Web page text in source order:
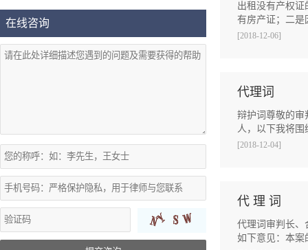
在线咨询
出租没有产权
有房产证；二
[2018-12-06]
代理词
辩护词尊敬的审
人，以下我将
[2018-12-04]
代 理 词
代理词审判长、
如下意见：本